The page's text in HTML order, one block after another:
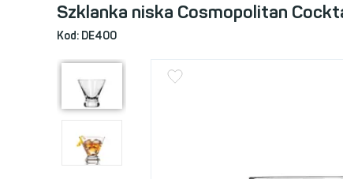
Szklanka niska Cosmopolitan
Kod: DE400